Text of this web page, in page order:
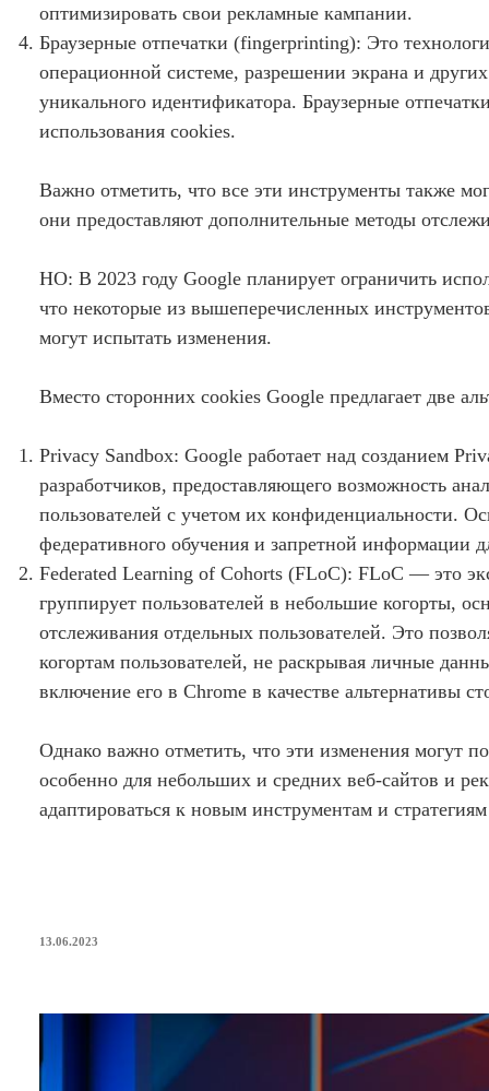
оптимизировать свои рекламные кампании.
Браузерные отпечатки (fingerprinting): Это
операционной системе, разрешении экрана и
уникального идентификатора. Браузерные
использования cookies.
Важно отметить, что все эти инструменты также
они предоставляют дополнительные методы
НО: В 2023 году Google планирует ограничить
что некоторые из вышеперечисленных
могут испытать изменения.
Вместо сторонних cookies Google предлагает две
Privacy Sandbox: Google работает над созданием
разработчиков, предоставляющего возможность
пользователей с учетом их конфиденциальности.
федеративного обучения и запретной информации
Federated Learning of Cohorts (FLoC): FLoC — это
группирует пользователей в небольшие когорты,
отслеживания отдельных пользователей. Это
когортам пользователей, не раскрывая личные
включение его в Chrome в качестве альтернативы
Однако важно отметить, что эти изменения могут
особенно для небольших и средних веб-сайтов и
адаптироваться к новым инструментам и
ОПУБЛИКОВАНО
13.06.2023